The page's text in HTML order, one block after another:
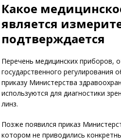
Какое
является
подтверждается
Перечень медицинских приборов,
государственного регулирования
приказу Министерства
используются для диагностики
линз.
Позже появился приказ
котором не приводились